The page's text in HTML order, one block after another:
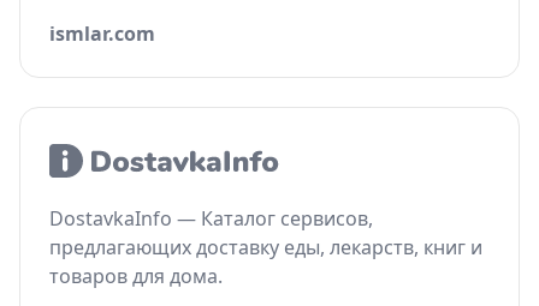
ismlar.com
DostavkaInfo — Каталог сервисов,
предлагающих доставку еды, лекарств, книг и
товаров для дома.